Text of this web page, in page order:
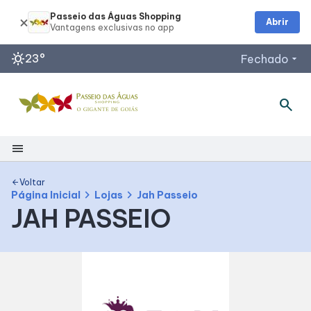
sunny23° Fechado arrow_drop_down
Horários de Funcionamento
Lojas
Acessar todos os horários
search
menu
Shopping
Mapa Interno
Como Chegar
arrow_backVoltar
Página Inicial chevron_right Lojas chevron_right Jah Passeio
JAH PASSEIO
Passeio das Águas Shopping
Abrir